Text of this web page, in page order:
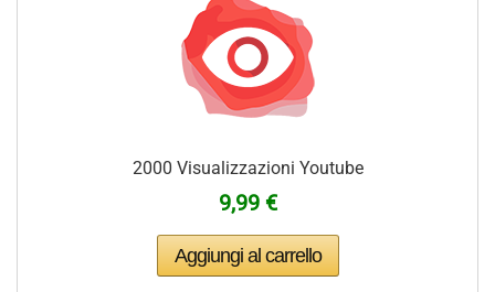
2000 Visualizzazioni Youtube
9,99 €